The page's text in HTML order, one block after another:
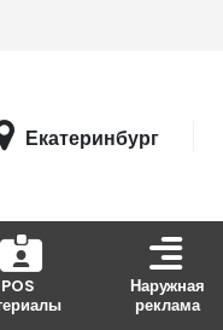
Екатеринбург
POS
Наружная
реклама